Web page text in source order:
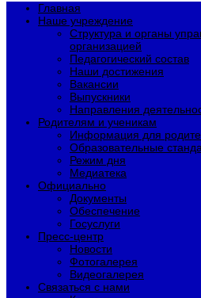
Главная
Наше учреждение
Структура и органы
организацией
Педагогический состав
Наши достижения
Вакансии
Выпускники
Направления
Родителям и ученикам
Информация для
Образовательные
Режим дня
Медиатека
Официально
Документы
Обеспечение
Госуслуги
Пресс-центр
Новости
Фотогалерея
Видеогалерея
Связаться с нами